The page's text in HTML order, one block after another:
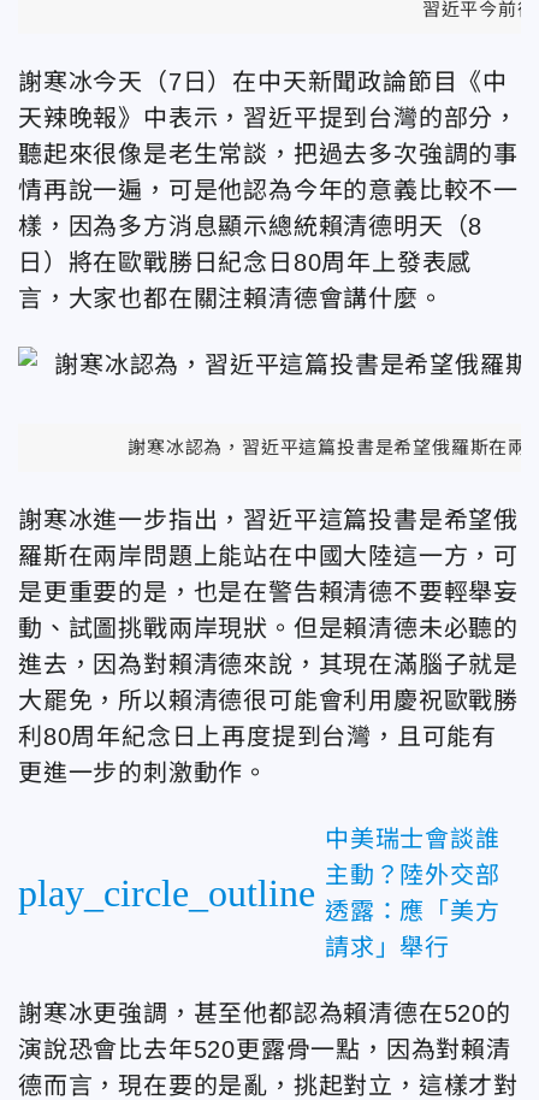
習近平今前
謝寒冰今天（7日）在中天新聞政論節目《中
天辣晚報》中表示，習近平提到台灣的部分，
聽起來很像是老生常談，把過去多次強調的事
情再說一遍，可是他認為今年的意義比較不一
樣，因為多方消息顯示總統賴清德明天（8
日）將在歐戰勝日紀念日80周年上發表感
言，大家也都在關注賴清德會講什麼。
謝寒冰認為，習近平這篇投書是希望俄羅斯在
謝寒冰進一步指出，習近平這篇投書是希望俄
羅斯在兩岸問題上能站在中國大陸這一方，可
是更重要的是，也是在警告賴清德不要輕舉妄
動、試圖挑戰兩岸現狀。但是賴清德未必聽的
進去，因為對賴清德來說，其現在滿腦子就是
大罷免，所以賴清德很可能會利用慶祝歐戰勝
利80周年紀念日上再度提到台灣，且可能有
更進一步的刺激動作。
play_circle_outline
中美瑞士會談誰
主動？陸外交部
透露：應「美方
請求」舉行
謝寒冰更強調，甚至他都認為賴清德在520的
演說恐會比去年520更露骨一點，因為對賴清
德而言，現在要的是亂，挑起對立，這樣才對